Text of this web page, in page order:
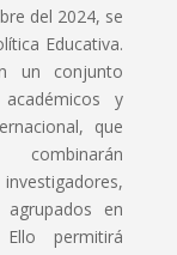
del 2024, se
Educativa.
un conjunto
y
que
en
permitirá